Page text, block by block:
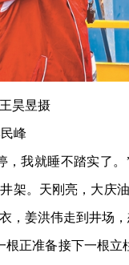
昊昱摄
峰
，我就睡不踏实了
架。天刚亮，大庆
，姜洪伟走到井场，
根正准备接下一根